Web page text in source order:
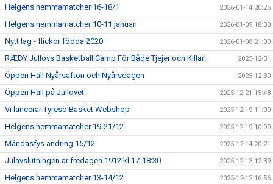
Helgens hemmamatcher 16-18/1 2026-01-14 20:25
Helgens hemmamatcher 10-11 januari 2026-01-09 18:30
Nytt lag - flickor födda 2020 2026-01-08 21:00
RÆDY Jullovs Basketball Camp För Både Tjejer och Killar! 2025-12-31
Öppen Hall Nyårsafton och Nyårsdagen 2025-12-30
Öppen Hall på Jullovet 2025-12-21 15:48
Vi lancerar Tyresö Basket Webshop 2025-12-19 11:00
Helgens hemmamatcher 19-21/12 2025-12-19 10:00
Måndasfys ändring 15/12 2025-12-14 20:21
Julavslutningen är fredagen 1912 kl 17-18:30 2025-12-13 12:39
Helgens hemmamatcher 13-14/12 2025-12-12 16:56